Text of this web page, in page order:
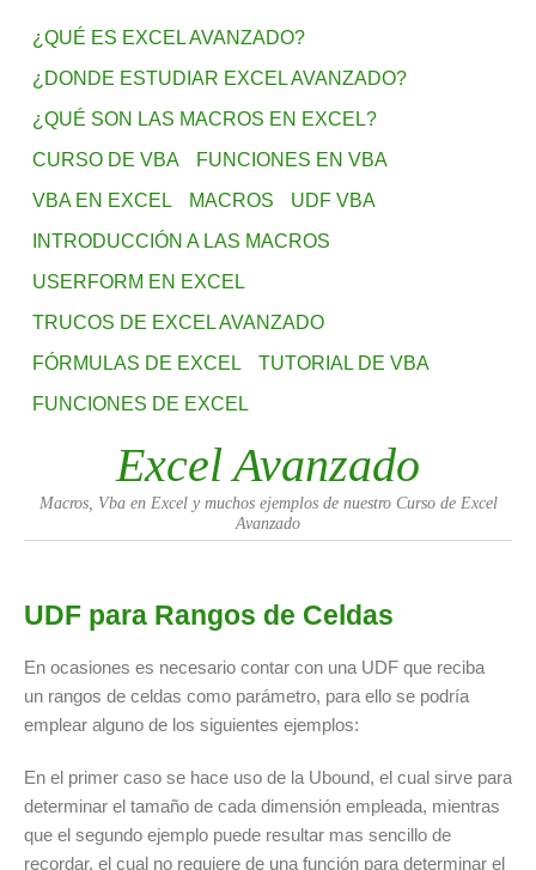
¿QUÉ ES EXCEL AVANZADO?
¿DONDE ESTUDIAR EXCEL AVANZADO?
¿QUÉ SON LAS MACROS EN EXCEL?
CURSO DE VBA
FUNCIONES EN VBA
VBA EN EXCEL
MACROS
UDF VBA
INTRODUCCIÓN A LAS MACROS
USERFORM EN EXCEL
TRUCOS DE EXCEL AVANZADO
FÓRMULAS DE EXCEL
TUTORIAL DE VBA
FUNCIONES DE EXCEL
Excel Avanzado
Macros, Vba en Excel y muchos ejemplos de nuestro Curso de Excel
Avanzado
UDF para Rangos de Celdas
En ocasiones es necesario contar con una UDF que reciba
un rangos de celdas como parámetro, para ello se podría
emplear alguno de los siguientes ejemplos:
En el primer caso se hace uso de la Ubound, el cual sirve para
determinar el tamaño de cada dimensión empleada, mientras
que el segundo ejemplo puede resultar mas sencillo de
recordar, el cual no requiere de una función para determinar el